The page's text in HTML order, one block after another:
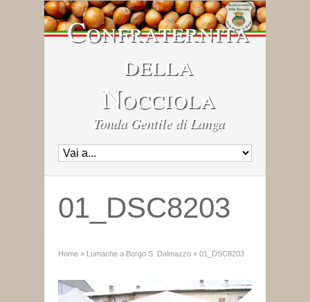
Confraternita
della
Nocciola
Tonda Gentile di Langa
01_DSC8203
Home » Lumache a Borgo S. Dalmazzo » 01_DSC8203